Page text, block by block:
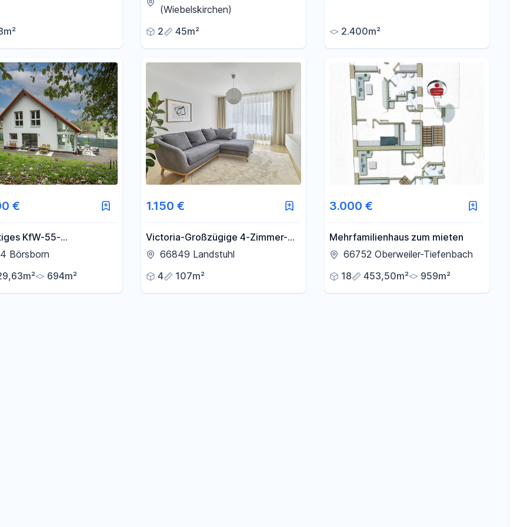
Berufstätige
(Wiebelskirchen)
2
45m² 2.400m²
€
KfW-55-
mit Wintergarten,
Börsborn
694m²
1.150 €
Victoria-Großzügige 4-Zimmer-
Wohnung mit 2 Balkonen in
66849 Landstuhl
4
107m²
3.000 €
Mehrfamilienhaus zum mieten
66752 Oberweiler-Tiefenbach
18
453,50m² 959m²